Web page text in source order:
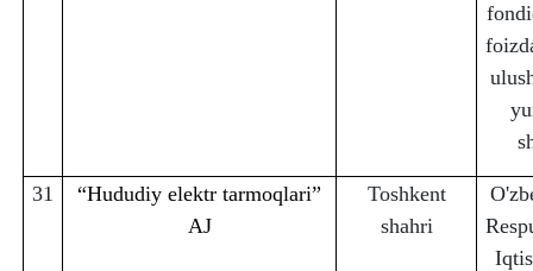
31
“Hududiy elektr tarmoqlari”
AJ
Toshkent
shahri